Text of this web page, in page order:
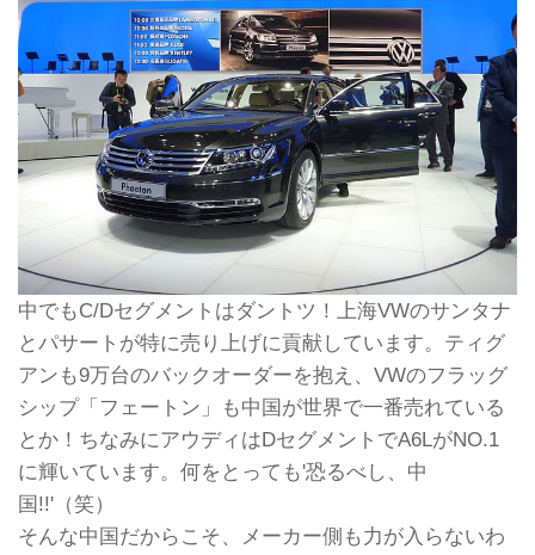
中でもC/Dセグメントはダントツ！上海VWのサンタナ
とパサートが特に売り上げに貢献しています。ティグ
アンも9万台のバックオーダーを抱え、VWのフラッグ
シップ「フェートン」も中国が世界で一番売れている
とか！ちなみにアウディはDセグメントでA6LがNO.1
に輝いています。何をとっても'恐るべし、中
国!!'（笑）
そんな中国だからこそ、メーカー側も力が入らないわ